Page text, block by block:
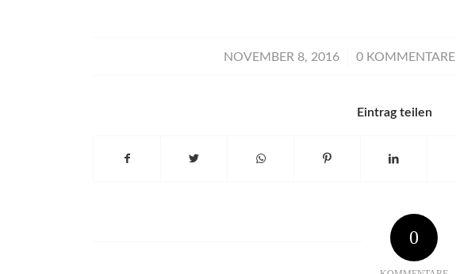
NOVEMBER 8, 2016
/ 0 KOMMENTARE
/
Eintrag teilen
0